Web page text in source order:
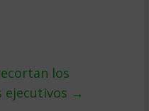
los
ejecutivos →